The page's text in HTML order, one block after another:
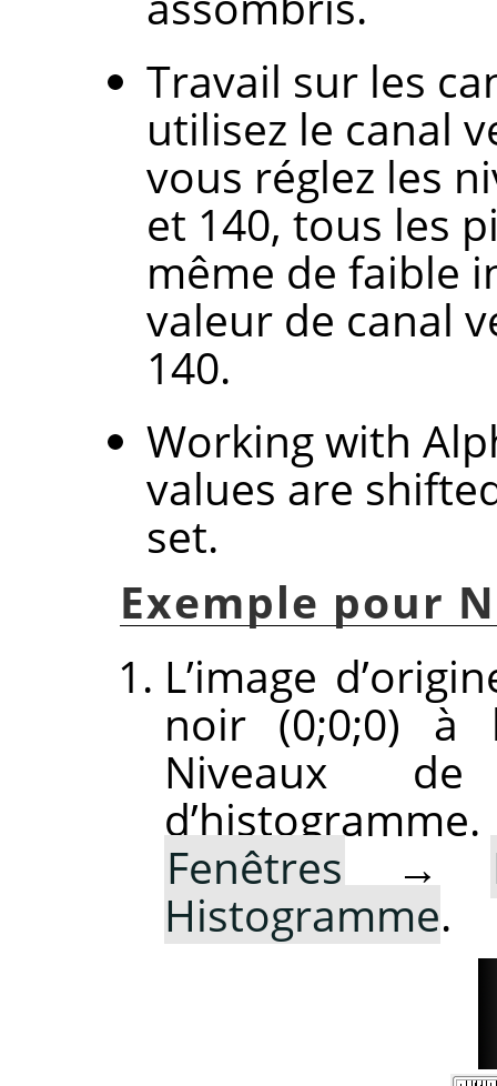
Travail sur les
utilisez le canal
vous réglez les
et 140, tous les
même de faible
valeur de canal
140.
Working with
values are
set.
Exemple pour
L’image
noir (0;0;0) à
Niveaux
Fenêtres →
Histogramme.